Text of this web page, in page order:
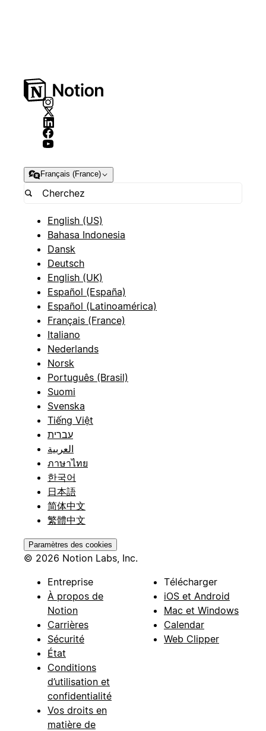
Français (France)
English (US)
Bahasa Indonesia
Dansk
Deutsch
English (UK)
Español (España)
Español (Latinoamérica)
Français (France)
Italiano
Nederlands
Norsk
Português (Brasil)
Suomi
Svenska
Tiếng Việt
עברית
العربية
ภาษาไทย
한국어
日本語
简体中文
繁體中文
Paramètres des cookies
© 2026 Notion Labs, Inc.
Entreprise
À propos de
Notion
Carrières
Sécurité
État
Conditions
d’utilisation et
confidentialité
Vos droits en
matière de
Télécharger
iOS et Android
Mac et Windows
Calendar
Web Clipper